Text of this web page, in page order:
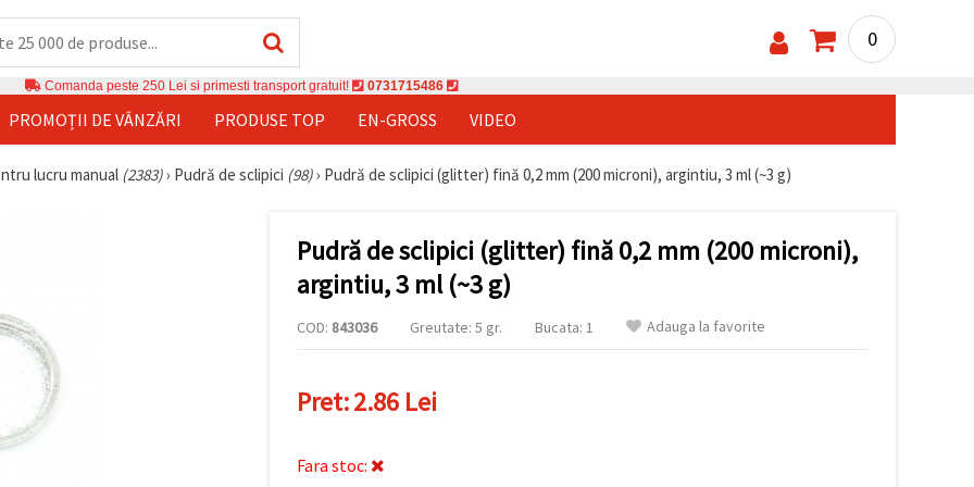
0
Comanda peste 250 Lei si primesti transport gratuit! 0731715486
PROMOȚII DE VÂNZĂRI PRODUSE TOP EN-GROSS VIDEO
lucru manual (2383)› Pudră de sclipici (98)› Pudră de sclipici (glitter) fină 0,2 mm (200 microni), argintiu, 3 ml (~3 g)
Pudră de sclipici (glitter) fină 0,2 mm (200 microni),
argintiu, 3 ml (~3 g)
COD: 843036 Greutate: 5 gr. Bucata: 1 Adauga la favorite
Pret:2.86 Lei
Fara stoc: